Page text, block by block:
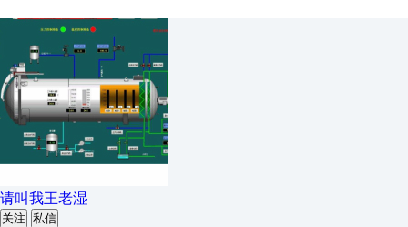
请叫我王老湿
关注 私信